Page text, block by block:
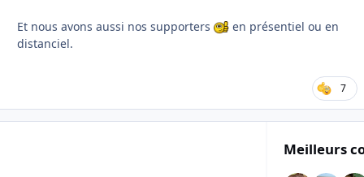
Et nous avons aussi nos supporters
en présentiel ou en
distanciel.
7
Meilleurs